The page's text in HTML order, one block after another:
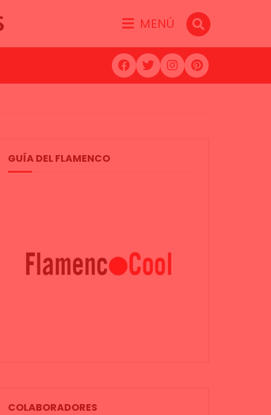
MENÚ
GUÍA DEL FLAMENCO
COLABORADORES